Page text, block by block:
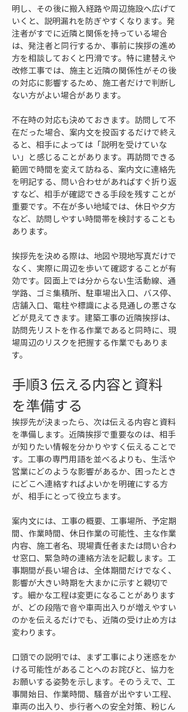
明し、その後に搬入経路や周辺施設へ広げて
いくと、説明漏れを防ぎやすくなります。発
注者がすでに近隣と関係を持っている場合
は、発注者と同行するか、事前に挨拶の進め
方を相談しておくと円滑です。特に建替えや
改修工事では、施主と近隣の関係性がその後
の対応に影響するため、施工者だけで判断し
ない方がよい場合があります。
不在時の対応も決めておきます。訪問して不
在だった場合、案内文を投函するだけで終え
ると、相手によっては「説明を受けていな
い」と感じることがあります。再訪問できる
範囲で時間を変えて訪ねる、案内文に連絡先
を明記する、問い合わせがあればすぐ折り返
すなど、相手が確認できる手段を残すことが
重要です。不在が多い地域では、休日や夕方
など、訪問しやすい時間帯を検討することも
あります。
挨拶先を決める際は、地図や現地写真だけで
なく、実際に周辺を歩いて確認することが有
効です。図面上では分からない生活動線、通
学路、ゴミ集積所、駐車場出入口、バス停、
店舗入口、電柱や標識による見通しの悪さな
どが見えてきます。建築工事の近隣挨拶は、
訪問先リストを作る作業であると同時に、現
場周辺のリスクを把握する作業でもありま
す。
手順3 伝える内容と資料
を準備する
挨拶先が決まったら、次は伝える内容と資料
を準備します。近隣挨拶で重要なのは、相手
が知りたい情報を分かりやすく伝えることで
す。工事の専門用語を並べるよりも、生活や
営業にどのような影響があるか、困ったとき
にどこへ連絡すればよいかを明確にする方
が、相手にとって役立ちます。
案内文には、工事の概要、工事場所、予定期
間、作業時間、休日作業の可能性、主な作業
内容、施工者名、現場責任者または問い合わ
せ窓口、緊急時の連絡方法を記載します。工
事期間が長い場合は、全体期間だけでなく、
影響が大きい時期を大まかに示すと親切で
す。細かな工程は変更になることがあります
が、どの段階で音や車両出入りが増えやすい
のかを伝えるだけでも、近隣の受け止め方は
変わります。
口頭での説明では、まず工事により迷惑をか
ける可能性があることへのお詫びと、協力を
お願いする姿勢を示します。そのうえで、工
事開始日、作業時間、騒音が出やすい工程、
車両の出入り、歩行者への安全対策、粉じん